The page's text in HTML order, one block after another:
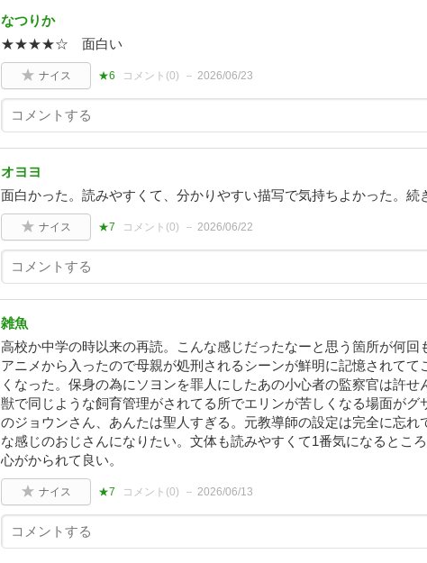
なつりか
★★★★☆ 面白い
ナイス ★6 コメント(0) 2026/06/23
オヨヨ
面白かった。読みやすくて、分かりやすい描写で気持ちよかった。続
ナイス ★7 コメント(0) 2026/06/22
雑魚
高校か中学の時以来の再読。こんな感じだったなーと思う箇所が何回
アニメから入ったので母親が処刑されるシーンが鮮明に記憶されてて
くなった。保身の為にソヨンを罪人にしたあの小心者の監察官は許せ
獣で同じような飼育管理がされてる所でエリンが苦しくなる場面がグ
のジョウンさん、あんたは聖人すぎる。元教導師の設定は完全に忘れ
な感じのおじさんになりたい。文体も読みやすくて1番気になるとこ
心がかられて良い。
ナイス ★7 コメント(0) 2026/06/13